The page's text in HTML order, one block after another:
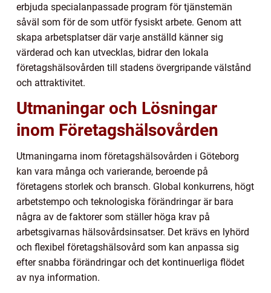
erbjuda specialanpassade program för tjänstemän
såväl som för de som utför fysiskt arbete. Genom att
skapa arbetsplatser där varje anställd känner sig
värderad och kan utvecklas, bidrar den lokala
företagshälsovården till stadens övergripande välstånd
och attraktivitet.
Utmaningar och Lösningar
inom Företagshälsovården
Utmaningarna inom företagshälsovården i Göteborg
kan vara många och varierande, beroende på
företagens storlek och bransch. Global konkurrens, högt
arbetstempo och teknologiska förändringar är bara
några av de faktorer som ställer höga krav på
arbetsgivarnas hälsovårdsinsatser. Det krävs en lyhörd
och flexibel företagshälsovård som kan anpassa sig
efter snabba förändringar och det kontinuerliga flödet
av nya information.